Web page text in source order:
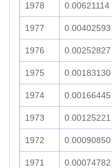
1978 0.00621114
1977 0.00402593
1976 0.00252827
1975 0.00183130
1974 0.00166445
1973 0.00125221
1972 0.00090850
1971 0.00074782